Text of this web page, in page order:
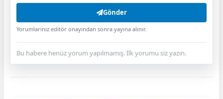
Gönder
Yorumlarınız editör onayından sonra yayına alınır.
Bu habere henüz yorum yapılmamış. İlk yorumu siz yazın.